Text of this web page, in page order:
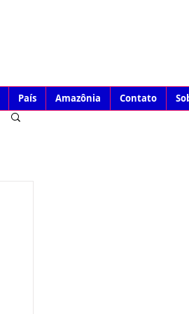
País Amazônia Contato